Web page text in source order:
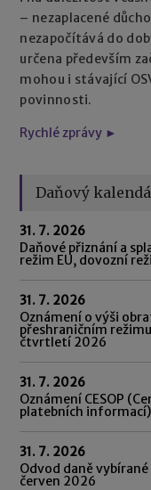
– nezaplacené
nezapočítává do
určena především
mohou i stávající
povinnosti.
Rychlé zprávy ►
Daňový
31. 7. 2026
Daňové přiznání a
režim EU, dovozní
31. 7. 2026
Oznámení o výši
přeshraničním
čtvrtletí 2026
31. 7. 2026
Oznámení CESOP
platebních
31. 7. 2026
Odvod daně
červen 2026